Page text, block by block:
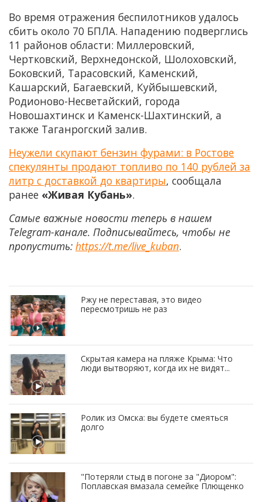
Во время отражения беспилотников удалось
сбить около 70 БПЛА. Нападению подверглись
11 районов области: Миллеровский,
Чертковский, Верхнедонской, Шолоховский,
Боковский, Тарасовский, Каменский,
Кашарский, Багаевский, Куйбышевский,
Родионово-Несветайский, города
Новошахтинск и Каменск-Шахтинский, а
также Таганрогский залив.
Неужели скупают бензин фурами: в Ростове
спекулянты продают топливо по 140 рублей за
литр с доставкой до квартиры, сообщала
ранее «Живая Кубань».
Самые важные новости теперь в нашем
Telegram-канале. Подписывайтесь, чтобы не
пропустить: https://t.me/live_kuban.
Ржу не переставая, это видео
пересмотришь не раз
Скрытая камера на пляже Крыма: Что
люди вытворяют, когда их не видят...
Ролик из Омска: вы будете смеяться
долго
"Потеряли стыд в погоне за "Диором":
Поплавская вмазала семейке Плющенко